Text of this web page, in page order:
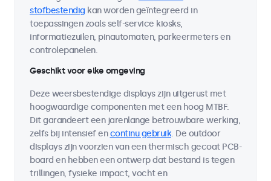
stofbestendig kan worden geïntegreerd in
toepassingen zoals self-service kiosks,
informatiezuilen, pinautomaten, parkeermeters en
controlepanelen.
Geschikt voor elke omgeving
Deze weersbestendige displays zijn uitgerust met
hoogwaardige componenten met een hoog MTBF.
Dit garandeert een jarenlange betrouwbare werking,
zelfs bij intensief encontinu gebruik. De outdoor
displays zijn voorzien van een thermisch gecoat PCB-
board en hebben een ontwerp dat bestand is tegen
trillingen, fysieke impact, vocht en